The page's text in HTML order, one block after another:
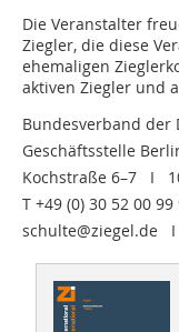
Die Veranstalter
Ziegler, die diese
ehemaligen
aktiven Ziegler und
Bundesverband der
Geschäftsstelle
Kochstraße 6–7 I
T +49 (0) 30 52 00
schulte@ziegel.de